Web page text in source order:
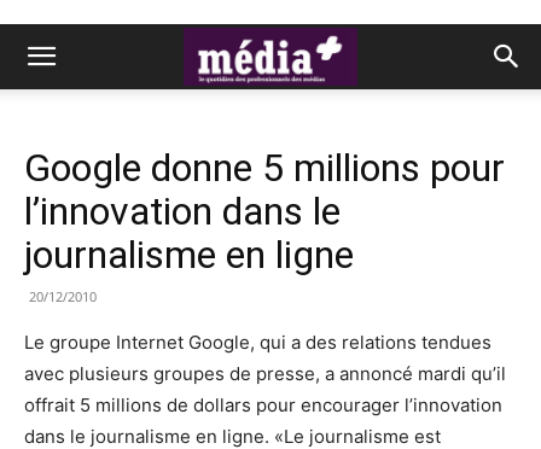
Google donne 5 millions pour
l’innovation dans le
journalisme en ligne
20/12/2010
Le groupe Internet Google, qui a des relations tendues
avec plusieurs groupes de presse, a annoncé mardi qu’il
offrait 5 millions de dollars pour encourager l’innovation
dans le journalisme en ligne. «Le journalisme est